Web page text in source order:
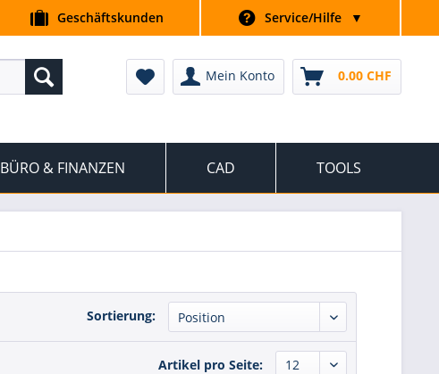
Geschäftskunden Service/Hilfe ▼
Mein Konto 0.00 CHF
BÜRO & FINANZEN CAD TOOLS
Sortierung:
Artikel pro Seite: